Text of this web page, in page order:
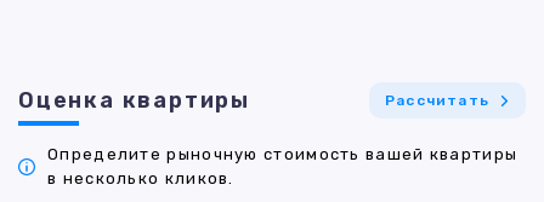
Оценка квартиры Рассчитать
Определите рыночную стоимость вашей квартиры
в несколько кликов.